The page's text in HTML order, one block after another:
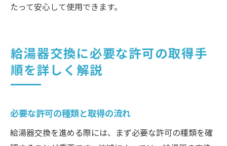
たって安心して使用できます。
給湯器交換に必要な許可の取得手
順を詳しく解説
必要な許可の種類と取得の流れ
給湯器交換を進める際には、まず必要な許可の種類を確